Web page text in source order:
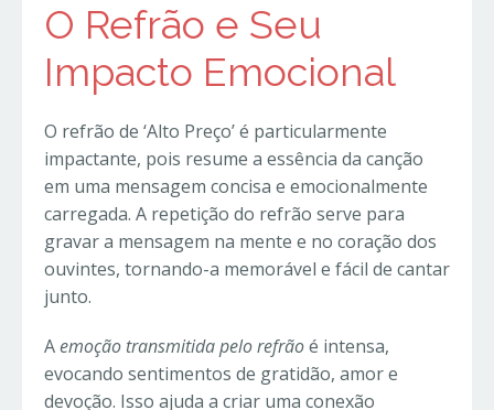
O Refrão e Seu
Impacto Emocional
O refrão de ‘Alto Preço’ é particularmente
impactante, pois resume a essência da canção
em uma mensagem concisa e emocionalmente
carregada. A repetição do refrão serve para
gravar a mensagem na mente e no coração dos
ouvintes, tornando-a memorável e fácil de cantar
junto.
Aemoção transmitida pelo refrãoé intensa,
evocando sentimentos de gratidão, amor e
devoção. Isso ajuda a criar uma conexão